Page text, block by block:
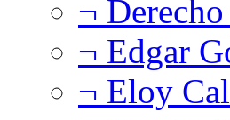
¬
¬ Edgar
¬ Eloy